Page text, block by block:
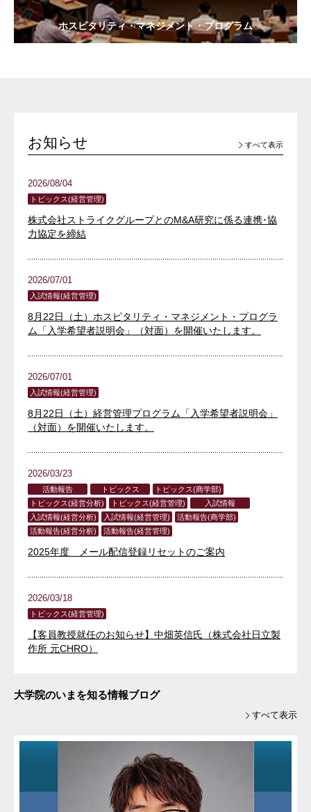
お知らせ すべて表示
2026/08/04
トピックス(経営管理)
株式会社ストライクグループとのM&A研究に係る連携･協
力協定を締結
2026/07/01
入試情報(経営管理)
8月22日（土）ホスピタリティ・マネジメント・プログラ
ム「入学希望者説明会」（対面）を開催いたします。
2026/07/01
入試情報(経営管理)
8月22日（土）経営管理プログラム「入学希望者説明会」
（対面）を開催いたします。
2026/03/23
活動報告 トピックス
トピックス(商学部)
トピックス(経営分析)
トピックス(経営管理)
入試情報
入試情報(経営分析)
入試情報(経営管理)
活動報告(商学部)
活動報告(経営分析)
活動報告(経営管理)
2025年度 メール配信登録リセットのご案内
2026/03/18
トピックス(経営管理)
【客員教授就任のお知らせ】中畑英信氏（株式会社日立製
作所 元CHRO）
大学院のいまを知る情報ブログ
すべて表示